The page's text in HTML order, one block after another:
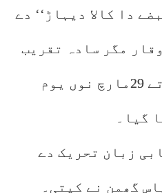
دا کالا دیہاڑ‘‘ دے
مگر سادہ تقریب
داپربندھ کیتا گیا تے 29مارچ نوں یوم
گیا۔
زبان تحریک دے
گھمن نے کیتی۔